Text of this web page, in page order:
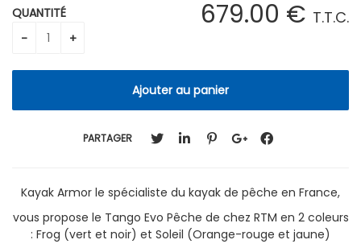
679.00 € T.T.C.
QUANTITÉ
PARTAGER
Kayak Armor le spécialiste du kayak de pêche en France,
vous propose le Tango Evo Pêche de chez RTM en 2 coleurs
: Frog (vert et noir) et Soleil (Orange-rouge et jaune)